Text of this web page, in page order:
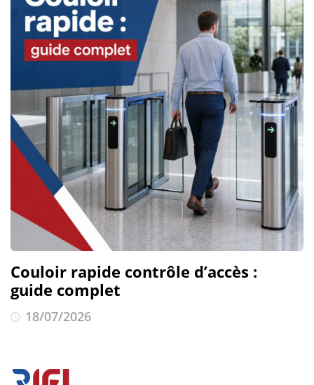
Couloir rapide contrôle d’accès :
guide complet
18/07/2026